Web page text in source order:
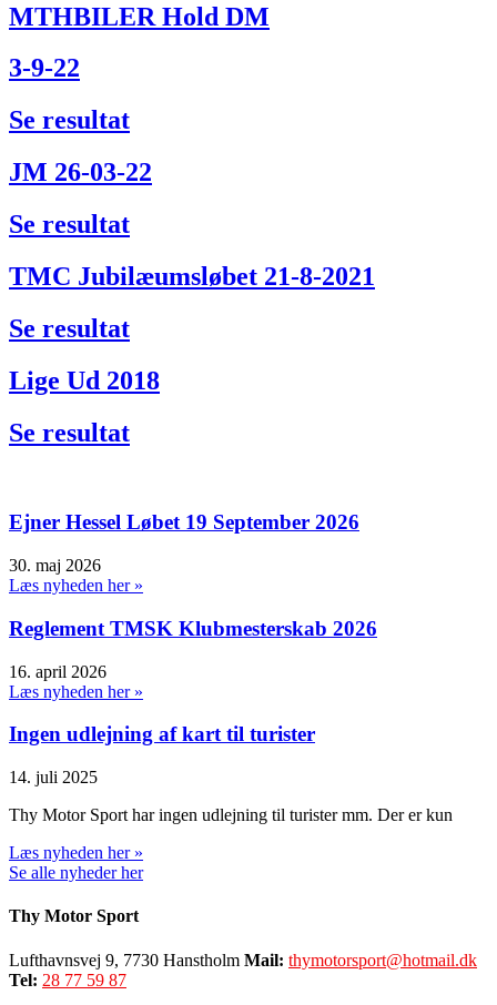
MTHBILER Hold DM
3-9-22
Se resultat
JM 26-03-22
Se resultat
TMC Jubilæumsløbet 21-8-2021
Se resultat
Lige Ud 2018
Se resultat
Ejner Hessel Løbet 19 September 2026
30. maj 2026
Læs nyheden her »
Reglement TMSK Klubmesterskab 2026
16. april 2026
Læs nyheden her »
Ingen udlejning af kart til turister
14. juli 2025
Thy Motor Sport har ingen udlejning til turister mm. Der er kun
Læs nyheden her »
Se alle nyheder her
Thy Motor Sport
Lufthavnsvej 9, 7730 Hanstholm Mail: thymotorsport@hotmail.dk
Tel: 28 77 59 87